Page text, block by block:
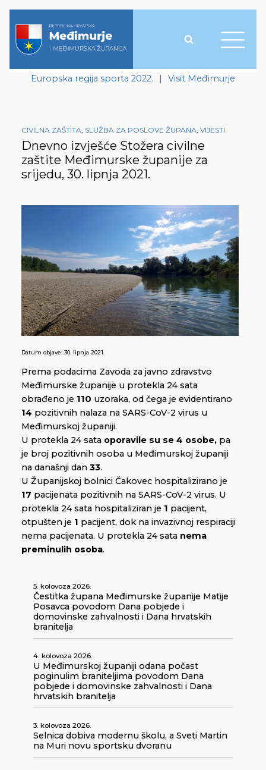
Europska regija sporta 2022. | Visit Međimurje
CIVILNA ZAŠTITA, SLUŽBA ZA POSLOVE ŽUPANA, VIJESTI
Dnevno izvješće Stožera civilne
zaštite Međimurske županije za
srijedu, 30. lipnja 2021.
Datum objave: 30. lipnja 2021.
Prema podacima Zavoda za javno zdravstvo
Međimurske županije u protekla 24 sata
obrađeno je 110 uzoraka, od čega je evidentirano
14 pozitivnih nalaza na SARS-CoV-2 virus u
Međimurskoj županiji.
U protekla 24 sata oporavile su se 4 osobe, pa
je broj pozitivnih osoba u Međimurskoj županiji
na današnji dan 33.
U Županijskoj bolnici Čakovec hospitalizirano je
17 pacijenata pozitivnih na SARS-CoV-2 virus. U
protekla 24 sata hospitaliziran je 1 pacijent,
otpušten je 1 pacijent, dok na invazivnoj respiraciji
nema pacijenata. U protekla 24 sata nema
preminulih osoba.
5. kolovoza 2026.
Čestitka župana Međimurske županije Matije
Posavca povodom Dana pobjede i
domovinske zahvalnosti i Dana hrvatskih
branitelja
4. kolovoza 2026.
U Međimurskoj županiji odana počast
poginulim braniteljima povodom Dana
pobjede i domovinske zahvalnosti i Dana
hrvatskih branitelja
3. kolovoza 2026.
Selnica dobiva modernu školu, a Sveti Martin
na Muri novu sportsku dvoranu